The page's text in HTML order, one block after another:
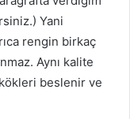
Yani
rengin birkaç
Aynı kalite
kökleri beslenir ve